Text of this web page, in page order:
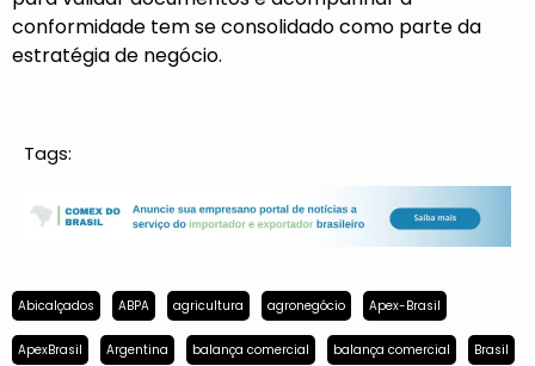
conformidade tem se consolidado como parte da
estratégia de negócio.
Tags:
Abicalçados ABPA agricultura agronegócio Apex-Brasil
ApexBrasil Argentina balança comercial balança comercial Brasil